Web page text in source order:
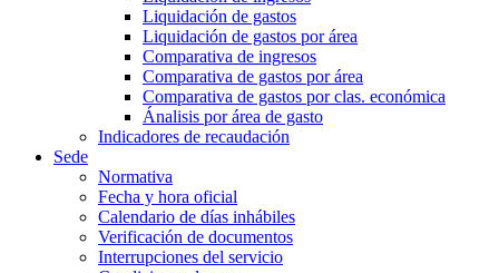
Liquidación de gastos
Liquidación de gastos por área
Comparativa de ingresos
Comparativa de gastos por área
Comparativa de gastos por clas. económica
Ánalisis por área de gasto
Indicadores de recaudación
Sede
Normativa
Fecha y hora oficial
Calendario de días inhábiles
Verificación de documentos
Interrupciones del servicio